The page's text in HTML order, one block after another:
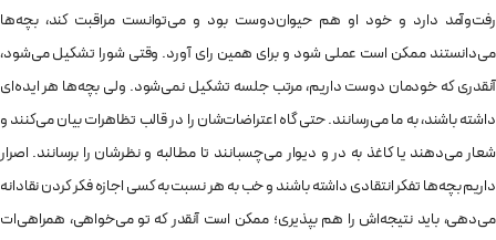
رفت‌وآمد دارد و خود او هم حیوان‌دوست بود و می‌توانست مراقبت کند، بچه‌ها
می‌دانستند ممکن است عملی شود و برای همین رای آورد. وقتی شورا تشکیل می‌شود،
آنقدری که خودمان دوست داریم، مرتب جلسه تشکیل نمی‌شود. ولی بچه‌ها هر ایده‌ای
داشته باشند، به ما می‌رسانند. حتی گاه اعتراضات‌شان را در قالب تظاهرات بیان می‌کنند و
شعار می‌دهند یا کاغذ به در و دیوار می‌چسبانند تا مطالبه و نظرشان را برسانند. اصرار
داریم بچه‌ها تفکر انتقادی داشته باشند و خب به هر نسبت به کسی اجازه فکر کردن نقادانه
می‌دهی، باید نتیجه‌اش را هم بپذیری؛ ممکن است آنقدر که تو می‌خواهی، همراهی‌ات